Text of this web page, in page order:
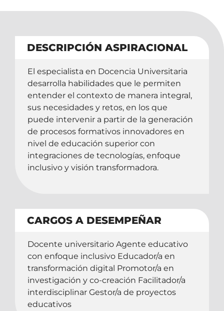
DESCRIPCIÓN ASPIRACIONAL
El especialista en Docencia Universitaria
desarrolla habilidades que le permiten
entender el contexto de manera integral,
sus necesidades y retos, en los que
puede intervenir a partir de la generación
de procesos formativos innovadores en
nivel de educación superior con
integraciones de tecnologías, enfoque
inclusivo y visión transformadora.
CARGOS A DESEMPEÑAR
Docente universitario Agente educativo
con enfoque inclusivo Educador/a en
transformación digital Promotor/a en
investigación y co-creación Facilitador/a
interdisciplinar Gestor/a de proyectos
educativos